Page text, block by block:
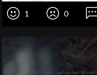
1 0